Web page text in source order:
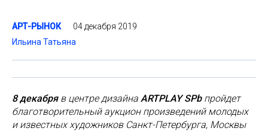
АРТ-РЫНОК
04 декабря 2019
Ильина Татьяна
8 декабряв центре дизайна ARTPLAY SPbпройдет
благотворительный аукцион произведений молодых
и известных художников Санкт-Петербурга, Москвы